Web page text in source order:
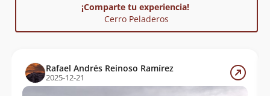
¡Comparte tu experiencia!
Cerro Peladeros
Rafael Andrés Reinoso Ramírez
2025-12-21